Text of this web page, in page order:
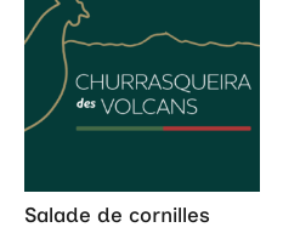
Salade de cornilles